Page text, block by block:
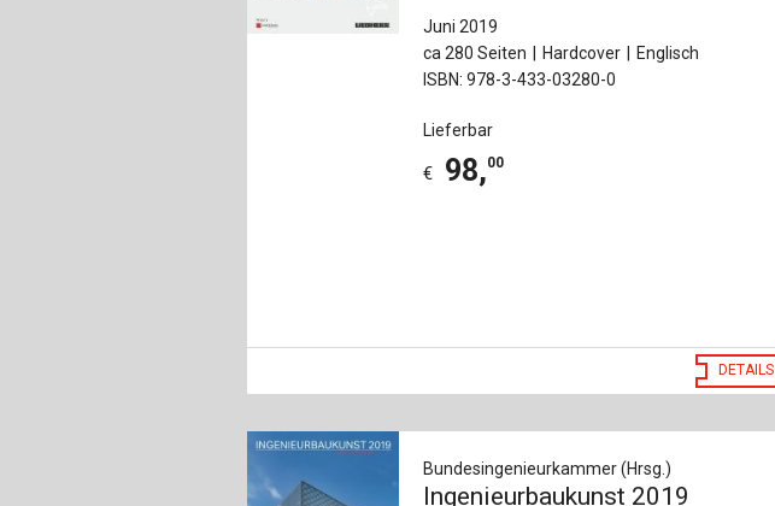
Juni 2019
ca 280 Seiten
Hardcover
Englisch
ISBN: 978-3-433-03280-0
Lieferbar
€ 98,00
DETAILS
Bundesingenieurkammer (Hrsg.)
Ingenieurbaukunst 2019